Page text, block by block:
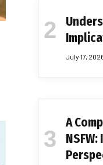
July 17,
A